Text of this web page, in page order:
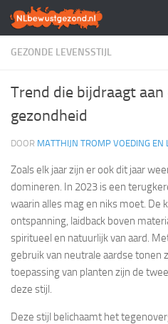
Doorgaan naar inhoud
GEZONDE LEVENSSTIJL
Trend die bijdraagt aan
gezondheid
DOOR MATTHIJN TROMP VOEDING EN
Zoals elk jaar zijn er ook dit jaar
domineren. In 2023 is een
waarin alles mag en niks moet. De
ontspanning, laidback boven
spiritueel en natuurlijk van aard.
gebruik van neutrale aardse tonen
toepassing van planten zijn de
deze stijl.
Deze stijl belichaamt het